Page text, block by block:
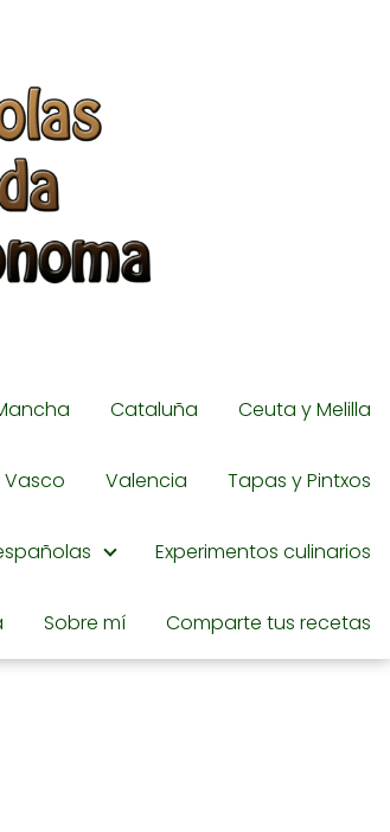
Cataluña Ceuta y Melilla
Vasco Valencia Tapas y Pintxos
Experimentos culinarios
Sobre mí Comparte tus recetas